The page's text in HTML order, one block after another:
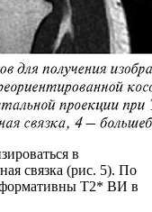
в
связка (рис. 5). По
Т2* ВИ в